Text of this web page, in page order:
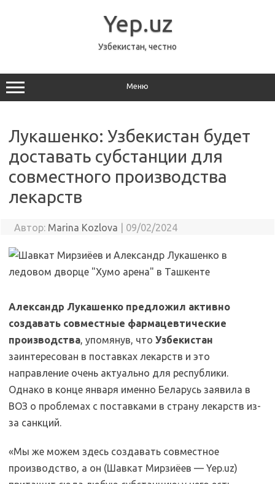
Yep.uz
Узбекистан, честно
Меню
Лукашенко: Узбекистан будет
доставать субстанции для
совместного производства
лекарств
Автор: Marina Kozlova 09/02/2024
Александр Лукашенко предложил активно
создавать совместные фармацевтические
производства, упомянув, что Узбекистан
заинтересован в поставках лекарств и это
направление очень актуально для республики.
Однако в конце января именно Беларусь заявила в
ВОЗ о проблемах с поставками в страну лекарств из-
за санкций.
«Мы же можем здесь создавать совместное
производство, а он (Шавкат Мирзиёев — Yep.uz)